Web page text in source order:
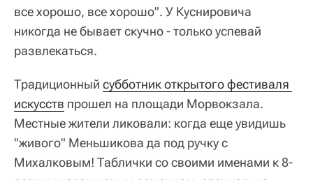
все хорошо, все хорошо". У Куснировича
никогда не бывает скучно - только успевай
развлекаться.
Традиционный субботник открытого фестиваля
искусств прошел на площади Морвокзала.
Местные жители ликовали: когда еще увидишь
"живого" Меньшикова да под ручку с
Михалковым! Таблички со своими именами к 8-